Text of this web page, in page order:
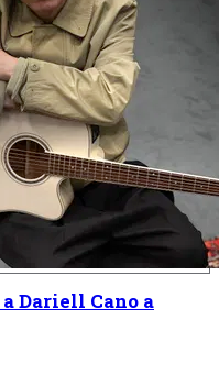
Dariell Cano a